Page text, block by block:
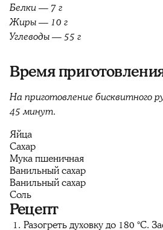
Белки — 7 г
Жиры — 10 г
Углеводы — 55 г
Время
На приготовление бисквитного
45 минут.
Яйца
Сахар
Мука пшеничная
Ванильный сахар
Ванильный сахар
Соль
Рецепт
Разогреть духовку до 180 °C.